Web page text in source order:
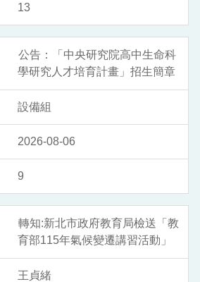
13
公告：「中央研究院高中生命科
學研究人才培育計畫」招生簡章
設備組
2026-08-06
9
轉知:新北市政府教育局檢送「教
育部115年氣候變遷講習活動」
王貞緒